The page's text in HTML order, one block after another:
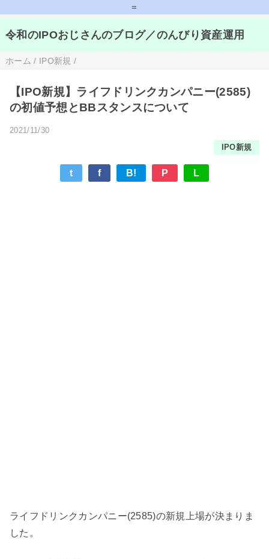
=
令和のIPOおじさんのブログ／のんびり資産運用
ホーム / IPO新規 /
【IPO新規】ライフドリンクカンパニー(2585)
の初値予想とBBスタンスについて
2021/11/30
IPO新規
t f B! P L
ライフドリンクカンパニー(2585)の新規上場が決まりま
した。